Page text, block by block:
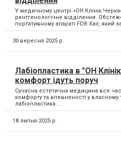
У медичному центрі «ОН Клінік
рентгенологічне відділення.
портативному апараті FDR Xair, який
30 вересня 2025 р.
Лабіопластика в "ОН
комфорт ідуть поруч
Сучасна естетична медицина все
комфорту та впевненості у власному
лабіопластика...
18 липня 2025 р.